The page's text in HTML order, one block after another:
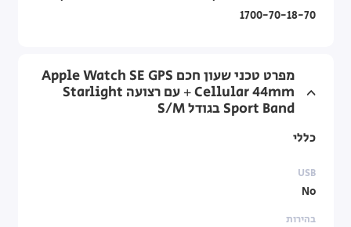
1700-70-18-70
מפרט טכני שעון חכם Apple Watch SE GPS
+ Cellular 44mm עם רצועה Starlight
Sport Band בגודל S/M
כללי
USB
No
בהירות